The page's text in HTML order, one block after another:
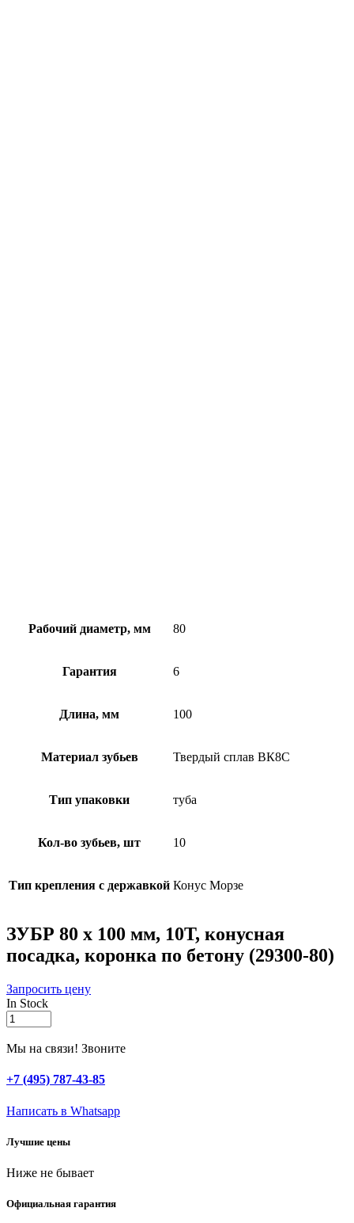
Рабочий диаметр, мм 80
Гарантия 6
Длина, мм 100
Материал зубьев Твердый сплав ВК8С
Тип упаковки туба
Кол-во зубьев, шт 10
Тип крепления с державкой Конус Морзе
ЗУБР 80 x 100 мм, 10T, конусная
посадка, коронка по бетону (29300-80)
Запросить цену
In Stock
ЗУБР
80
x
мм,
10T,
посадка,
по
(29300-
quantity
Мы на связи! Звоните
+7 (495) 787-43-85
Написать в Whatsapp
Лучшие цены
Ниже не бывает
Официальная гарантия